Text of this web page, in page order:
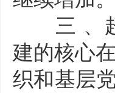
三 、超
建的核心
织和基层